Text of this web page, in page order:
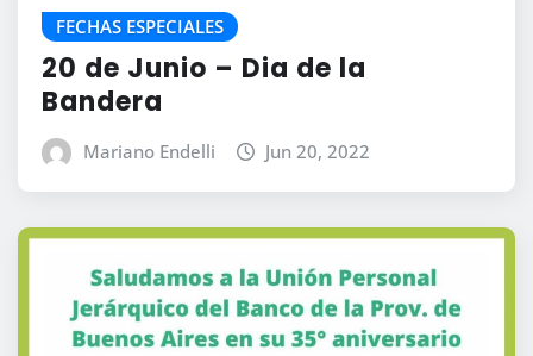
FECHAS ESPECIALES
20 de Junio – Dia de la
Bandera
Mariano Endelli Jun 20, 2022